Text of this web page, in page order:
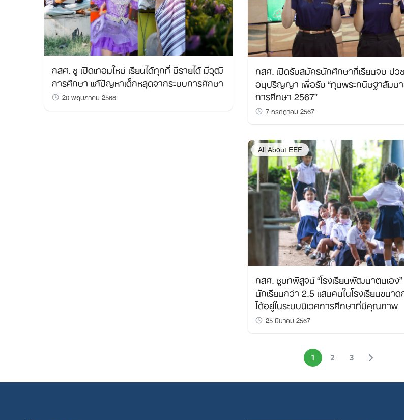
Search
กสศ. ชู เปิดเทอมใหม่ เรียนได้ทุกที่ มีรายได้ มีวุฒิ
การศึกษา แก้ปัญหาเด็กหลุดจากระบบการศึกษา
20 พฤษภาคม 2568
กสศ. เปิดรับสมัครนักศึกษาที่เรียนจบ ปว
อนุปริญญา เพื่อรับ “ทุนพระกนิษฐาสัมม
การศึกษา 2567”
7 กรกฎาคม 2567
All About EEF
กสศ. ชูบทพิสูจน์ “โรงเรียนพัฒนาตนเอง”
นักเรียนกว่า 2.5 แสนคนในโรงเรียนขนา
ได้อยู่ในระบบนิเวศการศึกษาที่มีคุณภาพ
25 มีนาคม 2567
1 2 3